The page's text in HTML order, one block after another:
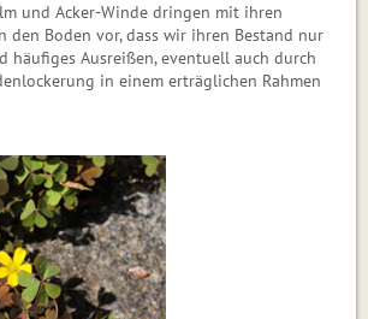
und Acker-Winde dringen mit ihren
den Boden vor, dass wir ihren Bestand nur
häufiges Ausreißen, eventuell auch durch
in einem erträglichen Rahmen